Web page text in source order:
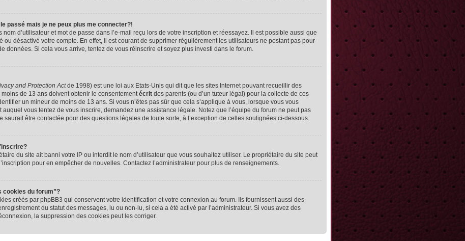
passé mais je ne peux plus me connecter?!
d’utilisateur et mot de passe dans l’e-mail reçu lors de votre inscription et réessayez. Il est possible aussi que
ou désactivé votre compte. En effet, il est courant de supprimer régulièrement les utilisateurs ne postant pas pour
données. Si cela vous arrive, tentez de vous réinscrire et soyez plus investi dans le forum.
and Protection Actde 1998) est une loi aux Etats-Unis qui dit que les sites Internet pouvant recueillir des
de 13 ans doivent obtenir le consentementécrit des parents (ou d’un tuteur légal) pour la collecte de ces
un mineur de moins de 13 ans. Si vous n’êtes pas sûr que cela s’applique à vous, lorsque vous vous
auquel vous tentez de vous inscrire, demandez une assistance légale. Notez que l’équipe du forum ne peut pas
saurait être contactée pour des questions légales de toute sorte, à l’exception de celles soulignées ci-dessous.
du site ait banni votre IP ou interdit le nom d’utilisateur que vous souhaitez utiliser. Le propriétaire du site peut
pour en empêcher de nouvelles. Contactez l’administrateur pour plus de renseignements.
cookies du forum”?
créés par phpBB3 qui conservent votre identification et votre connexion au forum. Ils fournissent aussi des
du statut des messages, lu ou non-lu, si cela a été activé par l’administrateur. Si vous avez des
la suppression des cookies peut les corriger.